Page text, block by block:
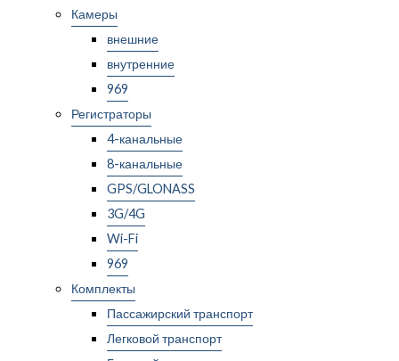
Камеры
внешние
внутренние
969
Регистраторы
4-канальные
8-канальные
GPS/GLONASS
3G/4G
Wi-Fi
969
Комплекты
Пассажирский транспорт
Легковой транспорт